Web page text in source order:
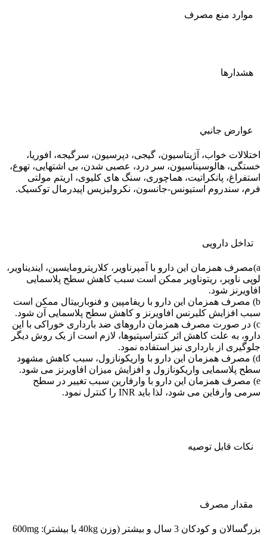
موارد منع مصرف
هشدارها
عوارض جانبي
اختلالات خواب، آژیتاسیون، گیجی، دپرسیون، سرگیجه، افوریا،
خستگی، هالوسیناسیون، سر درد، عصبی شدن، بی اشتهایی، تهوع،
استفراغ، پانکراتیت، هماچوری، سنگ های کلیوی، اریتم مولتی
فرم، سندروم استیونس-جانسون، نکرولیزیس اپیدرمال توکسیک.
تداخل دارویی
a)مصرف همزمان این دارو با آمپرناویر، کلاریترومایسین، ایندیناویر،
لوپی ناویر، ریتوناویر ممکن است سبب کاهش سطح پلاسمایی
افاویرنز شود.
b) مصرف همزمان این دارو با ریفامپین و فنوباربیتال ممکن است
سبب افزایش کلیرنس افاویرنز و کاهش سطح پلاسمایی آن شود.
c) در صورت مصرف همزمان داروهای ضد بارداری خوراکی با این
دارو، به علت کاهش اثر کنتراسپتیوها، لازم است از یک روش دیگر
جلوگیری از بارداری نیز استفاده نمود.
d) مصرف همزمان این دارو با واریکونازول، سبب کاهش مشهود
سطح پلاسمایی واریکونازول و افزایش میزان افاویرنز می شود.
e) مصرف همزمان این دارو با وارفارین سبب تغییر در سطح
سرمی وارفاین می شود، لذا باید INR را کنترل نمود.
نکات قابل توصيه
مقدار مصرف
بزرگسالان و کودکان 3 سال و بیشتر (وزن 40kg یا بیشتر): 600mg